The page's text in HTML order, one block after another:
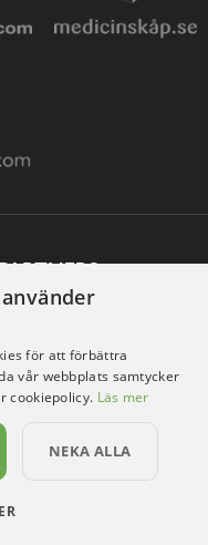
för att förbättra
vår webbplats samtycker
cookiepolicy. Läs mer
NEKA ALLA